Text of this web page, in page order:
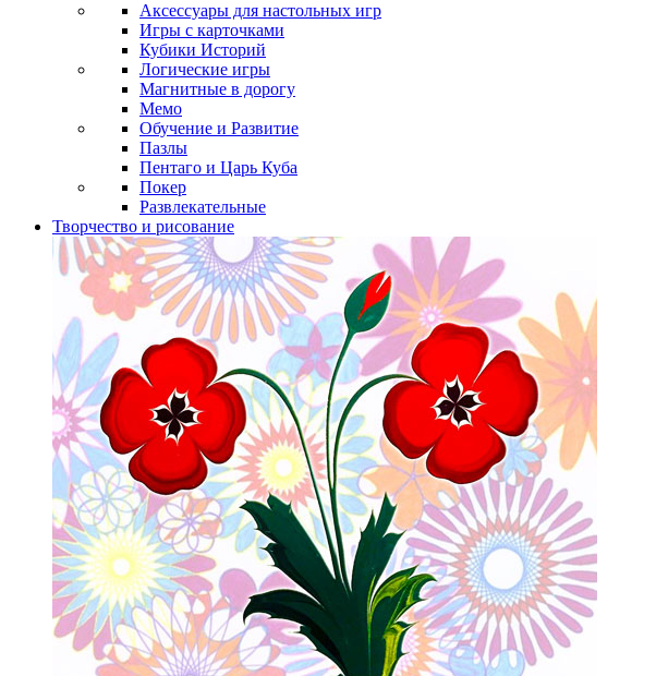
Аксессуары для настольных игр
Игры с карточками
Кубики Историй
Логические игры
Магнитные в дорогу
Мемо
Обучение и Развитие
Пазлы
Пентаго и Царь Куба
Покер
Развлекательные
Творчество и рисование